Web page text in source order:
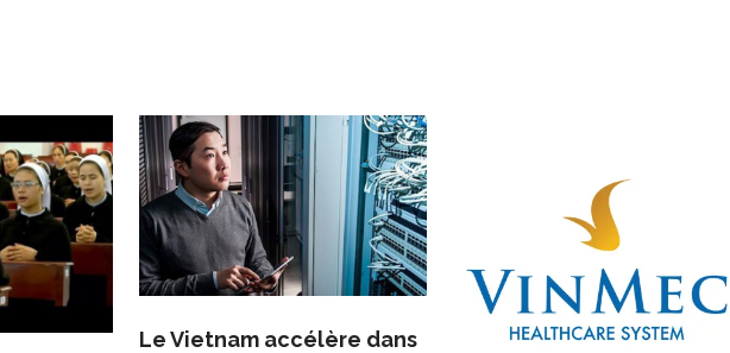
Le Vietnam accélère dans